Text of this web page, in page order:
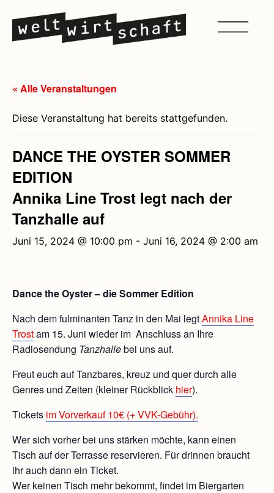
« Alle Veranstaltungen
Diese Veranstaltung hat bereits stattgefunden.
DANCE THE OYSTER SOMMER
EDITION
Annika Line Trost legt nach der
Tanzhalle auf
Juni 15, 2024 @ 10:00 pm - Juni 16, 2024 @ 2:00 am
Dance the Oyster – die Sommer Edition
Nach dem fulminanten Tanz in den Mai legtAnnika Line
Trostam 15. Juni wieder im Anschluss an Ihre
Radiosendung Tanzhallebei uns auf.
Freut euch auf Tanzbares, kreuz und quer durch alle
Genres und Zeiten (kleiner Rückblick hier).
Tickets im Vorverkauf 10€ (+ VVK-Gebühr).
Wer sich vorher bei uns stärken möchte, kann einen
Tisch auf der Terrasse reservieren. Für drinnen braucht
ihr auch dann ein Ticket.
Wer keinen Tisch mehr bekommt, findet im Biergarten